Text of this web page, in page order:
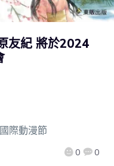
友紀 將於2024
0 0
際動漫節